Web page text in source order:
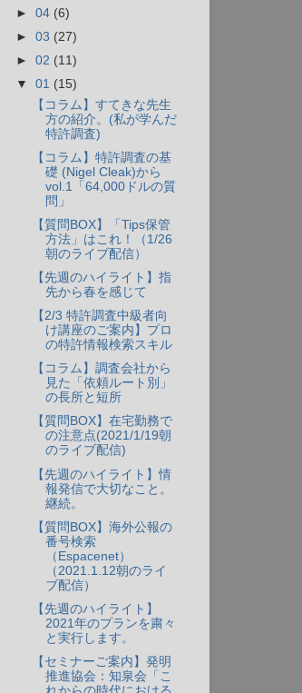
►04 (6)
►03 (27)
►02 (11)
▼01 (15)
【コラム】すてきな先生
方の紹介。(私が学んだ
特許調査)
【コラム】特許調査の基
礎 (Nigel Cleak)から
vol.1「64,000ドルの質
問」
【質問BOX】「Tips保管
方法」はこれ！（1/26
朝のライブ配信）
【先週のハイライト】指
先から春を感じて
【2/3 特許調査中級者向
け講座のご案内】プロ
の特許情報検索スキル
【コラム】調査会社から
見た「依頼ルート別」
の長所と短所
【質問BOX】在宅勤務で
の注意点(2021/1/19朝
のライブ配信)
【先週のハイライト】情
報発信で大切なこと。
継続。
【質問BOX】海外公報の
番号検索
（Espacenet）
（2021.1.12朝のライ
ブ配信）
【先週のハイライト】
2021年のプランを粛々
と実行します。
【セミナーご案内】発明
推進協会：知泉会「こ